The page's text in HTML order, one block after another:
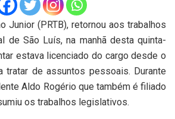
Junior (PRTB), retornou aos trabalhos
de São Luís, na manhã desta quinta-
estava licenciado do cargo desde o
tratar de assuntos pessoais. Durante
Aldo Rogério que também é filiado
os trabalhos legislativos.